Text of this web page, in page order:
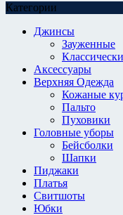
Категории
Джинсы
Зауженные
Аксессуары
Верхняя Одежда
Кожаные
Пальто
Пуховики
Головные уборы
Бейсболки
Шапки
Пиджаки
Платья
Свитшоты
Юбки